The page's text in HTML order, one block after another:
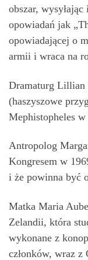
obszar,
opowiadań jak
opowiadającej o
armii i wraca na
Dramaturg Lillian
(haszyszowe
Mephistopheles
Antropolog
Kongresem w
i że powinna być
Matka Maria
Zelandii, która
wykonane z
członków, wraz z